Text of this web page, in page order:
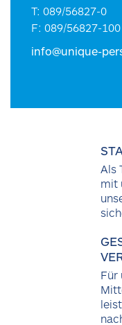
T: 089/56827-0
F: 089/56827-100
info@unique-
Als
mit
Für